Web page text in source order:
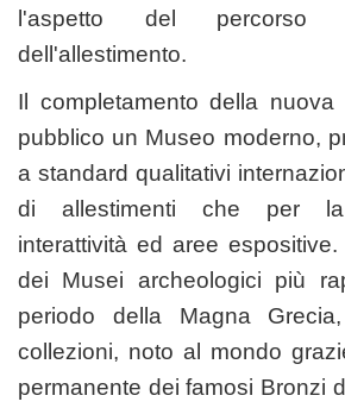
l'aspetto del percorso
dell'allestimento.
Il completamento della nuova
pubblico un Museo moderno,
a standard qualitativi
di allestimenti che per la
interattività ed aree
dei Musei archeologici più
periodo della Magna
collezioni, noto al mondo
permanente dei famosi Bronzi